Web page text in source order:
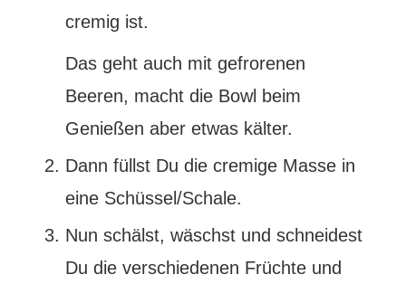
cremig ist.
Das geht auch mit gefrorenen
Beeren, macht die Bowl beim
Genießen aber etwas kälter.
Dann füllst Du die cremige Masse in
eine Schüssel/Schale.
Nun schälst, wäschst und schneidest
Du die verschiedenen Früchte und